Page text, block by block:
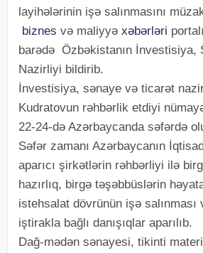
layihələrinin işə salınmasını
biznes və maliyyə xəbərləri
barədə Özbəkistanın İnvestisiya,
Nazirliyi bildirib.
İnvestisiya, sənaye və ticarət
Kudratovun rəhbərlik etdiyi
22-24-də Azərbaycanda səfərdə
Səfər zamanı Azərbaycanın
aparıcı şirkətlərin rəhbərliyi ilə
hazırlıq, birgə təşəbbüslərin
istehsalat dövrünün işə salınması
iştirakla bağlı danışıqlar aparılıb.
Dağ-mədən sənayesi, tikinti